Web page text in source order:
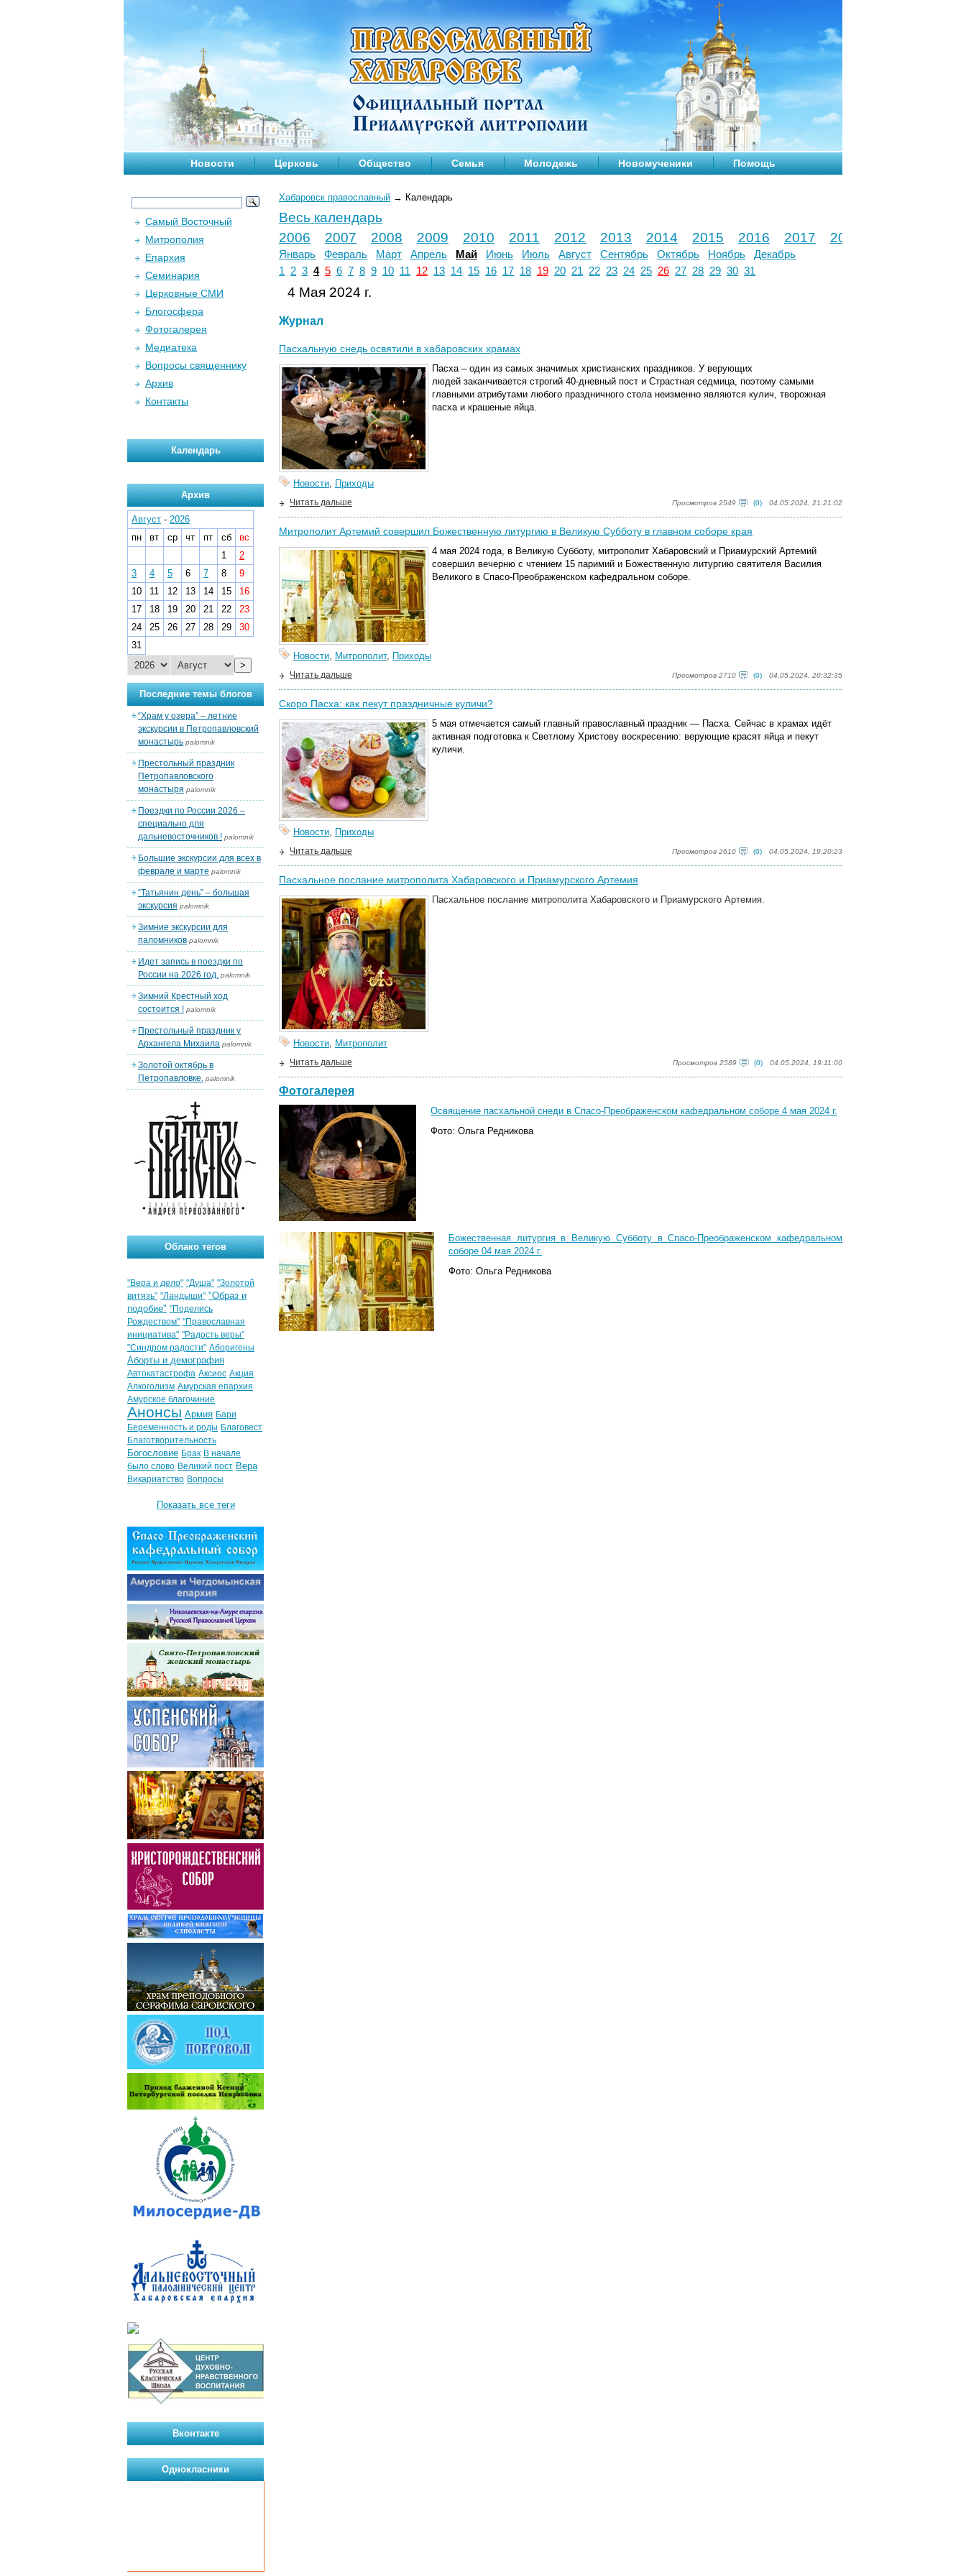
Новости Церковь Общество Семья Молодежь Новомученики Помощь
Хабаровск православный → Календарь
Весь календарь
2006
2007 2008 2009 2010 2011 2012 2013 2014 2015 2016 2017 2018
Январь Февраль Март Апрель Май Июнь Июль Август Сентябрь Октябрь Ноябрь
Декабрь
1
2 3 4 5 6 7 8 9 10 11 12 13 14 15 16 17 18 19 20 21 22 23 24 25 26 27 28 29 30 31
4 Мая 2024 г.
Журнал
Пасхальную снедь освятили в хабаровских храмах
Пасха – один из самых значимых христианских праздников. У верующих
людей заканчивается строгий 40-дневный пост и Страстная седмица, поэтому самыми
главными атрибутами любого праздничного стола неизменно являются кулич, творожная
пасха и крашеные яйца.
Новости, Приходы
Просмотров 2549 (0) 04.05.2024, 21:21:02
Читать дальше
Митрополит Артемий совершил Божественную литургию в Великую Субботу в главном соборе края
4 мая 2024 года, в Великую Субботу, митрополит Хабаровский и Приамурский Артемий
совершил вечерню с чтением 15 паримий и Божественную литургию святителя Василия
Великого в Спасо-Преображенском кафедральном соборе.
Новости, Митрополит, Приходы
Просмотров 2710 (0) 04.05.2024, 20:32:35
Читать дальше
Скоро Пасха: как пекут праздничные куличи?
5 мая отмечается самый главный православный праздник — Пасха. Сейчас в храмах идёт
активная подготовка к Светлому Христову воскресению: верующие красят яйца и пекут
куличи.
Новости, Приходы
Просмотров 2610 (0) 04.05.2024, 19:20:23
Читать дальше
Пасхальное послание митрополита Хабаровского и Приамурского Артемия
Пасхальное послание митрополита Хабаровского и Приамурского Артемия.
Новости, Митрополит
Просмотров 2589 (0) 04.05.2024, 19:11:00
Читать дальше
Фотогалерея
Освящение пасхальной снеди в Спасо-Преображенском кафедральном соборе 4 мая 2024 г.
Фото: Ольга Редникова
Божественная литургия в Великую Субботу в Спасо-Преображенском кафедральном
соборе 04 мая 2024 г.
Фото: Ольга Редникова
Самый Восточный
Митрополия
Епархия
Семинария
Церковные СМИ
Блогосфера
Фотогалерея
Медиатека
Вопросы священнику
Архив
Контакты
Календарь
Архив
Август - 2026
пн
вт ср чт пт сб
вс
1
2
3
4 5 6 7 8
9
10
11 12 13 14 15
16
17
18 19 20 21 22
23
24
25 26 27 28 29
30
31
>
Последние темы блогов
“Храм у озера” – летние
экскурсии в Петропавловский
монастырь palomnik
Престольный праздник
Петропавловского
монастыря palomnik
Поездки по России 2026 –
специально для
дальневосточников ! palomnik
Большие экскурсии для всех в
феврале и марте palomnik
“Татьянин день” – большая
экскурсия palomnik
Зимние экскурсии для
паломников palomnik
Идет запись в поездки по
России на 2026 год. palomnik
Зимний Крестный ход
состоится ! palomnik
Престольный праздник у
Архангела Михаила palomnik
Золотой октябрь в
Петропавловке. palomnik
Облако тегов
"Вера и дело" "Душа" "Золотой
витязь" "Ландыши" "Образ и
подобие" "Поделись
Рождеством" "Православная
инициатива" "Радость веры"
"Синдром радости" Аборигены
Аборты и демография
Автокатастрофа Аксиос Акция
Алкоголизм Амурская епархия
Амурское благочиние
Анонсы Армия Бари
Беременность и роды Благовест
Благотворительность
Богословие Брак В начале
было слово Великий пост Вера
Викариатство Вопросы
Показать все теги
Вконтакте
Однокласники